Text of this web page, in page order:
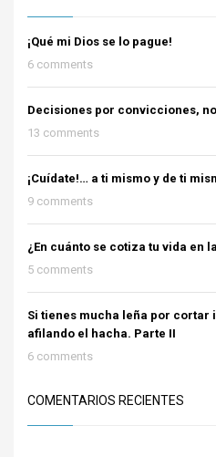
¡Qué mi Dios se lo pague!
6 comments
Decisiones por convicciones,
13 comments
¡Cuídate!… a ti mismo y de ti
9 comments
¿En cuánto se cotiza tu vida en
5 comments
Si tienes mucha leña por cortar
afilando el hacha. Parte II
6 comments
COMENTARIOS RECIENTES